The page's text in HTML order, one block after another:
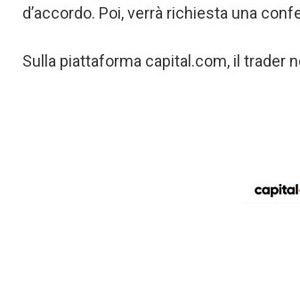
d’accordo. Poi, verrà richiesta una
Sulla piattaforma capital.com, il trader